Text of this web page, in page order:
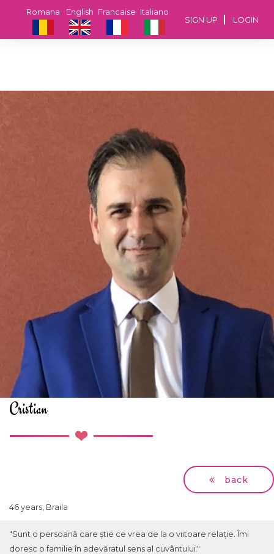
SIGN UP LOGIN
Italiano
Francaise
English
Romana
Cristian
back
46 years, Braila
"Sunt o persoană care știe ce vrea de la o viitoare relație. Îmi
doresc o familie în adevăratul sens al cuvântului."